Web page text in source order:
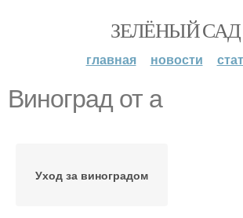
ЗЕЛЁНЫЙ САД
главная новости
Виноград от а
Уход за виноградом